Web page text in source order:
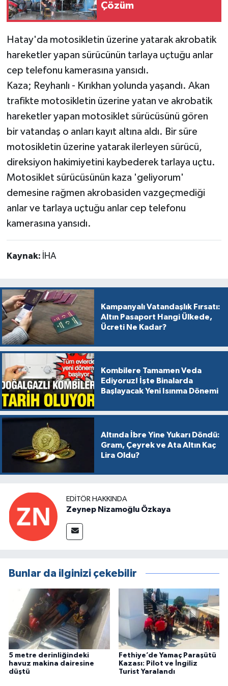
Çözüm
Hatay'da motosikletin üzerine yatarak akrobatik
hareketler yapan sürücünün tarlaya uçtuğu anlar
cep telefonu kamerasına yansıdı.
Kaza; Reyhanlı - Kırıkhan yolunda yaşandı. Akan
trafikte motosikletin üzerine yatan ve akrobatik
hareketler yapan motosiklet sürücüsünü gören
bir vatandaş o anları kayıt altına aldı. Bir süre
motosikletin üzerine yatarak ilerleyen sürücü,
direksiyon hakimiyetini kaybederek tarlaya uçtu.
Motosiklet sürücüsünün kaza 'geliyorum'
demesine rağmen akrobasiden vazgeçmediği
anlar ve tarlaya uçtuğu anlar cep telefonu
kamerasına yansıdı.
Kaynak: İHA
Kampanyalı Vatandaşlık Fırsatı:
Altın Pasaport Hangi Ülkede,
Ücreti Ne Kadar?
Kombilere Tamamen Veda
Ediyoruz! İşte Binalarda
Başlayacak Yeni Isınma Dönemi
Altında İbre Yine Yukarı Döndü:
Gram, Çeyrek ve Ata Altın Kaç
Lira Oldu?
EDITÖR HAKKINDA
Zeynep Nizamoğlu Özkaya
Bunlar da ilginizi çekebilir
5 metre derinliğindeki
havuz makina dairesine
düştü
Fethiye’de Yamaç Paraşütü
Kazası: Pilot ve İngiliz
Turist Yaralandı